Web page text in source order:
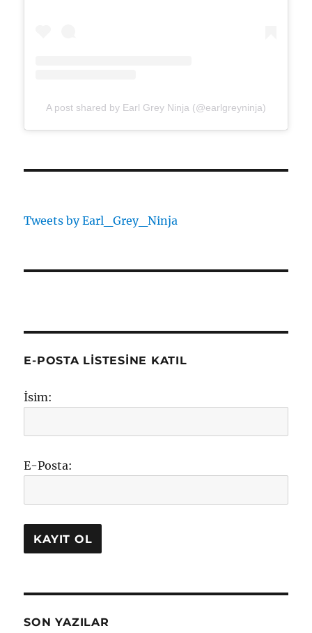
A post shared by Earl Grey Ninja (@earlgreyninja)
Tweets by Earl_Grey_Ninja
E-POSTA LISTESINE KATIL
İsim:
E-Posta:
SON YAZILAR